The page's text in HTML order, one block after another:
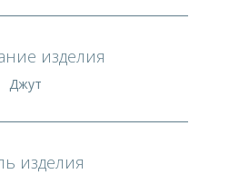
изделия
Джут
изделия